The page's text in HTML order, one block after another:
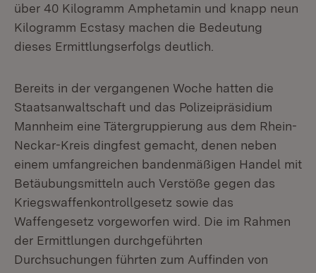
über 40 Kilogramm Amphetamin und knapp neun
Kilogramm Ecstasy machen die Bedeutung
dieses Ermittlungserfolgs deutlich.
Bereits in der vergangenen Woche hatten die
Staatsanwaltschaft und das Polizeipräsidium
Mannheim eine Tätergruppierung aus dem Rhein-
Neckar-Kreis dingfest gemacht, denen neben
einem umfangreichen bandenmäßigen Handel mit
Betäubungsmitteln auch Verstöße gegen das
Kriegswaffenkontrollgesetz sowie das
Waffengesetz vorgeworfen wird. Die im Rahmen
der Ermittlungen durchgeführten
Durchsuchungen führten zum Auffinden von